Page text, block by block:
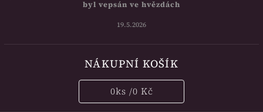
byl vepsán ve hvězdách
19.5.2026
NÁKUPNÍ KOŠÍK
0ks /0 Kč